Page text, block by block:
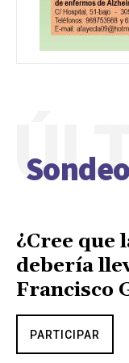
¿Cree que
debería
Francisco
PARTICIPAR